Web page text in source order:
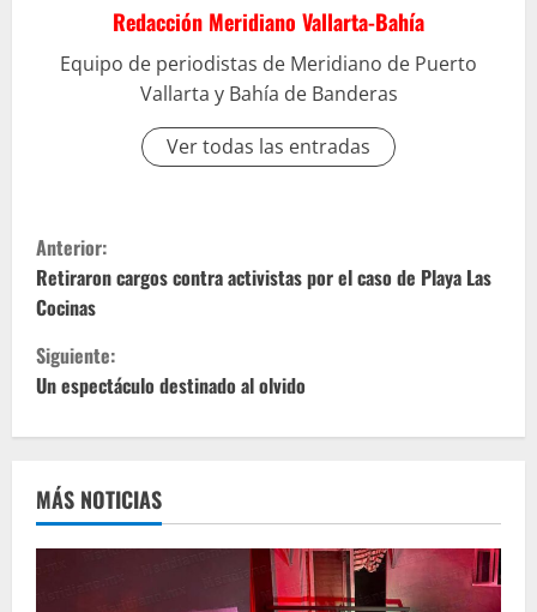
Redacción Meridiano Vallarta-Bahía
Equipo de periodistas de Meridiano de Puerto
Vallarta y Bahía de Banderas
Ver todas las entradas
S
i
g
u
e
l
e
Anterior:
Retiraron cargos contra activistas por el caso de Playa Las
Cocinas
Siguiente:
Un espectáculo destinado al olvido
MÁS NOTICIAS